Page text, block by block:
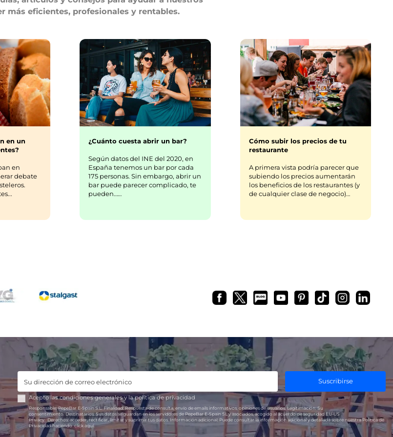
más eficientes, profesionales y rentables.
en un
en
debate
¿Cuánto cuesta abrir un bar?
Según datos del INE del 2020, en
España tenemos un bar por cada
175 personas. Sin embargo, abrir un
bar puede parecer complicado, te
pueden……
Cómo subir los precios de tu
restaurante
A primera vista podría parecer que
subiendo los precios aumentarán
los beneficios de los restaurantes (y
de cualquier clase de negocio)…
Suscribirse
Acepto lascondiciones generalesy lapolítica de privacidad
Responsable:PepeBar E-Spain S.L.Finalidad: Respuesta de consulta, envío de emails informativos, opiniones de usuarios. Legitimación:Su
consentimiento.Destinatarios:Sus datos se guardan en los servidores de PepeBar E-Spain SL y asociados, acogido al acuerdo de seguridad EU-US
Privacy.Derechos:acceder, rectificar, limitar y suprimir tus datos. Información adicional:Puede consultar la información adicional y detallada sobre nuestra Política de
Privacidad haciendoclick aquí.